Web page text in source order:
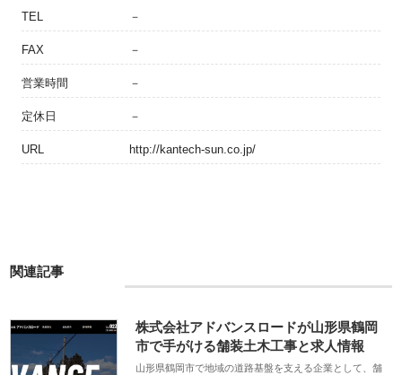
TEL －
FAX －
営業時間 －
定休日 －
URL http://kantech-sun.co.jp/
関連記事
株式会社アドバンスロードが山形県鶴岡
市で手がける舗装土木工事と求人情報
山形県鶴岡市で地域の道路基盤を支える企業として、舗